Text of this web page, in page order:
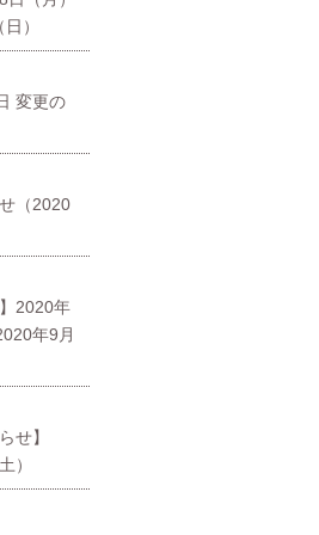
）
変更の
（2020
2020年
年9月
せ】
）